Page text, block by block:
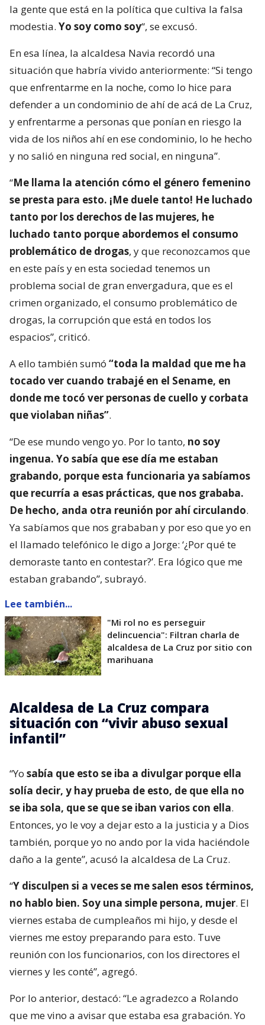
la gente que está en la política que cultiva la falsa
modestia. Yo soy como soy“, se excusó.
En esa línea, la alcaldesa Navia recordó una
situación que habría vivido anteriormente: “Si tengo
que enfrentarme en la noche, como lo hice para
defender a un condominio de ahí de acá de La Cruz,
y enfrentarme a personas que ponían en riesgo la
vida de los niños ahí en ese condominio, lo he hecho
y no salió en ninguna red social, en ninguna”.
“Me llama la atención cómo el género femenino
se presta para esto. ¡Me duele tanto! He luchado
tanto por los derechos de las mujeres, he
luchado tanto porque abordemos el consumo
problemático de drogas, y que reconozcamos que
en este país y en esta sociedad tenemos un
problema social de gran envergadura, que es el
crimen organizado, el consumo problemático de
drogas, la corrupción que está en todos los
espacios”, criticó.
A ello también sumó “toda la maldad que me ha
tocado ver cuando trabajé en el Sename, en
donde me tocó ver personas de cuello y corbata
que violaban niñas”.
“De ese mundo vengo yo. Por lo tanto, no soy
ingenua. Yo sabía que ese día me estaban
grabando, porque esta funcionaria ya sabíamos
que recurría a esas prácticas, que nos grababa.
De hecho, anda otra reunión por ahí circulando.
Ya sabíamos que nos grababan y por eso que yo en
el llamado telefónico le digo a Jorge: ‘¿Por qué te
demoraste tanto en contestar?’. Era lógico que me
estaban grabando”, subrayó.
Lee también...
"Mi rol no es perseguir
delincuencia": Filtran charla de
alcaldesa de La Cruz por sitio con
marihuana
Alcaldesa de La Cruz compara
situación con “vivir abuso sexual
infantil”
“Yo sabía que esto se iba a divulgar porque ella
solía decir, y hay prueba de esto, de que ella no
se iba sola, que se que se iban varios con ella.
Entonces, yo le voy a dejar esto a la justicia y a Dios
también, porque yo no ando por la vida haciéndole
daño a la gente”, acusó la alcaldesa de La Cruz.
“Y disculpen si a veces se me salen esos términos,
no hablo bien. Soy una simple persona, mujer. El
viernes estaba de cumpleaños mi hijo, y desde el
viernes me estoy preparando para esto. Tuve
reunión con los funcionarios, con los directores el
viernes y les conté”, agregó.
Por lo anterior, destacó: “Le agradezco a Rolando
que me vino a avisar que estaba esa grabación. Yo